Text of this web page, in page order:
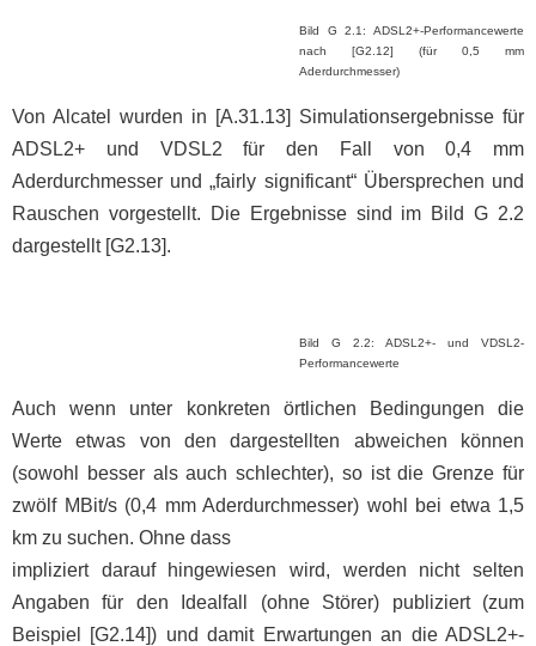
Bild G 2.1: ADSL2+-Performancewerte
nach [G2.12] (für 0,5 mm
Aderdurchmesser)
Von Alcatel wurden in [A.31.13] Simulationsergebnisse für
ADSL2+ und VDSL2 für den Fall von 0,4 mm
Aderdurchmesser und „fairly significant“ Übersprechen und
Rauschen vorgestellt. Die Ergebnisse sind im Bild G 2.2
dargestellt [G2.13].
Bild G 2.2: ADSL2+- und VDSL2-
Performancewerte
Auch wenn unter konkreten örtlichen Bedingungen die
Werte etwas von den dargestellten abweichen können
(sowohl besser als auch schlechter), so ist die Grenze für
zwölf MBit/s (0,4 mm Aderdurchmesser) wohl bei etwa 1,5
km zu suchen. Ohne dass
impliziert darauf hingewiesen wird, werden nicht selten
Angaben für den Idealfall (ohne Störer) publiziert (zum
Beispiel [G2.14]) und damit Erwartungen an die ADSL2+-